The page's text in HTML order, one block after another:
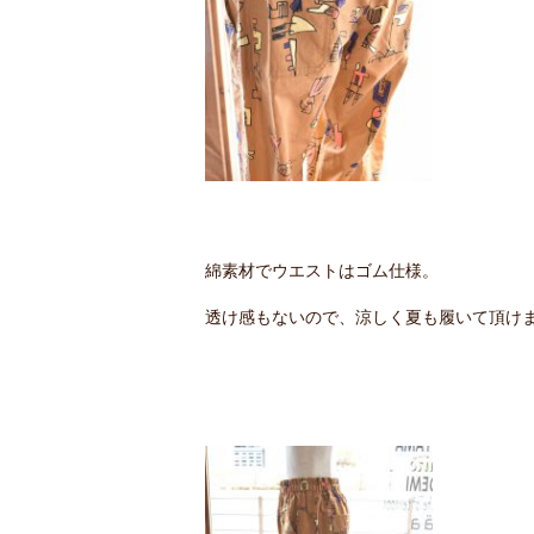
綿素材でウエストはゴム仕様。
透け感もないので、涼しく夏も履いて頂け